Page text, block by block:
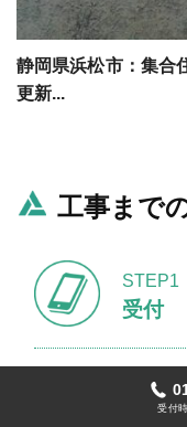
静岡県浜松市：集合
更新...
工事まで
受付
STEP1
受付